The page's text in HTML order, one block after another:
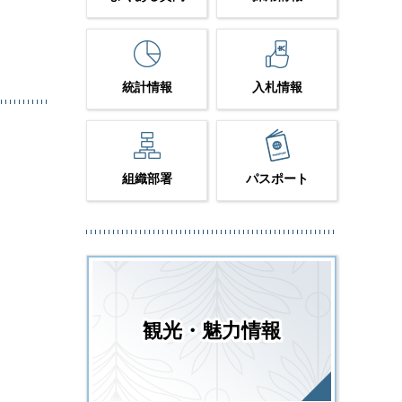
統計情報 入札情報
組織部署 パスポート
観光・魅力情報